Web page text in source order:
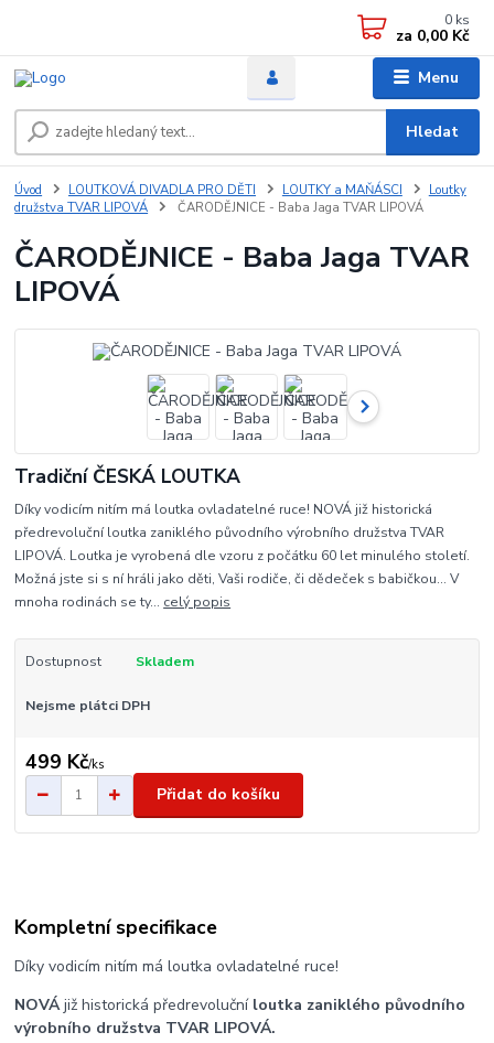
Menu
Hledat
0 ks
za 0,00 Kč
Úvod LOUTKOVÁ DIVADLA PRO DĚTI LOUTKY a MAŇÁSCI
Loutky
družstva TVAR LIPOVÁ
ČARODĚJNICE - Baba Jaga TVAR LIPOVÁ
ČARODĚJNICE - Baba Jaga TVAR
LIPOVÁ
Tradiční ČESKÁ LOUTKA
Díky vodicím nitím má loutka ovladatelné ruce! NOVÁ již historická
předrevoluční loutka zaniklého původního výrobního družstva TVAR
LIPOVÁ. Loutka je vyrobená dle vzoru z počátku 60 let minulého století.
Možná jste si s ní hráli jako děti, Vaši rodiče, či dědeček s babičkou... V
mnoha rodinách se ty... celý popis
Dostupnost Skladem
Nejsme plátci DPH
499 Kč/ks
Přidat do košíku
Kompletní specifikace
Díky vodicím nitím má loutka ovladatelné ruce!
NOVÁjiž historická předrevoluční loutka zaniklého původního
výrobního družstva TVAR LIPOVÁ.